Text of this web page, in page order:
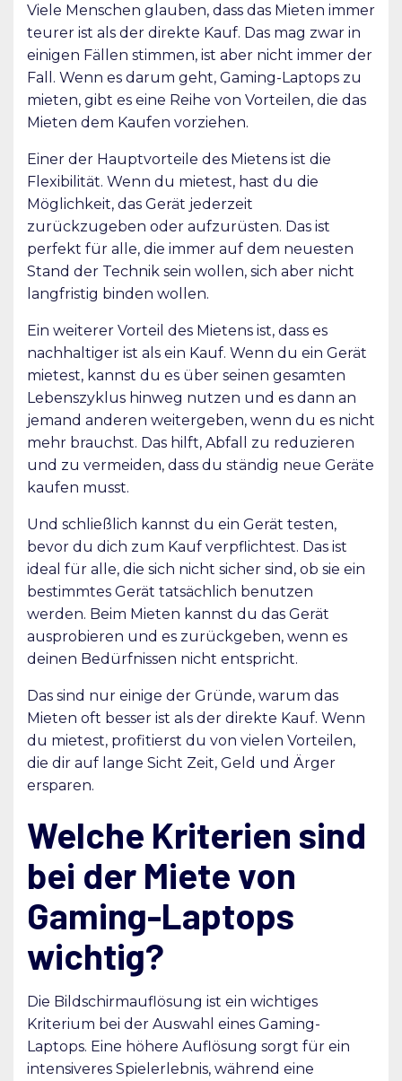
Viele Menschen glauben, dass das Mieten immer
teurer ist als der direkte Kauf. Das mag zwar in
einigen Fällen stimmen, ist aber nicht immer der
Fall. Wenn es darum geht, Gaming-Laptops zu
mieten, gibt es eine Reihe von Vorteilen, die das
Mieten dem Kaufen vorziehen.
Einer der Hauptvorteile des Mietens ist die
Flexibilität. Wenn du mietest, hast du die
Möglichkeit, das Gerät jederzeit
zurückzugeben oder aufzurüsten. Das ist
perfekt für alle, die immer auf dem neuesten
Stand der Technik sein wollen, sich aber nicht
langfristig binden wollen.
Ein weiterer Vorteil des Mietens ist, dass es
nachhaltiger ist als ein Kauf. Wenn du ein Gerät
mietest, kannst du es über seinen gesamten
Lebenszyklus hinweg nutzen und es dann an
jemand anderen weitergeben, wenn du es nicht
mehr brauchst. Das hilft, Abfall zu reduzieren
und zu vermeiden, dass du ständig neue Geräte
kaufen musst.
Und schließlich kannst du ein Gerät testen,
bevor du dich zum Kauf verpflichtest. Das ist
ideal für alle, die sich nicht sicher sind, ob sie ein
bestimmtes Gerät tatsächlich benutzen
werden. Beim Mieten kannst du das Gerät
ausprobieren und es zurückgeben, wenn es
deinen Bedürfnissen nicht entspricht.
Das sind nur einige der Gründe, warum das
Mieten oft besser ist als der direkte Kauf. Wenn
du mietest, profitierst du von vielen Vorteilen,
die dir auf lange Sicht Zeit, Geld und Ärger
ersparen.
Welche Kriterien sind
bei der Miete von
Gaming-Laptops
wichtig?
Die Bildschirmauflösung ist ein wichtiges
Kriterium bei der Auswahl eines Gaming-
Laptops. Eine höhere Auflösung sorgt für ein
intensiveres Spielerlebnis, während eine